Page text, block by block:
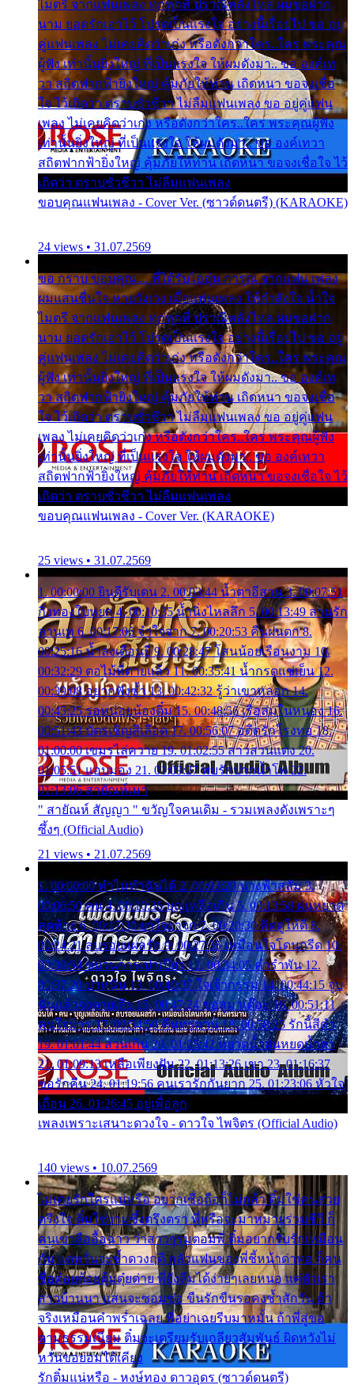
ไมตรี จากแฟนเพลง ทุกทุกที่ ปราณีหลั่งไหล ผมขอฝาก
นาม ยอดรักเอาไว้ โปรดเป็นแรงใจ อย่างนี้เรื่อยไป ขอ อยู่
คู่แฟนเพลง ไม่เคยคิดว่าเก่ง หรือดังกว่าใคร..ใคร พระคุณ
ผู้ฟัง เท่านั้นยิ่งใหญ่ ที่เป็นแรงใจ ให้ผมดังมา.. ขอ องค์เท
วา สถิตฟากฟ้ายิ่งใหญ่ คุ้มภัยให้ท่าน เถิดหนา ขอจงเชื่อ
ใจ ไว้เถิดว่า ตราบชั่วชีวา ไม่ลืมแฟนเพลง ขอ อยู่คู่แฟน
เพลง ไม่เคยคิดว่าเก่ง หรือดังกว่าใคร..ใคร พระคุณผู้ฟัง
เท่านั้นยิ่งใหญ่ ที่เป็นแรงใจ ให้ผมดังมา.. ขอ องค์เทวา
สถิตฟากฟ้ายิ่งใหญ่ คุ้มภัยให้ท่าน เถิดหนา ขอจงเชื่อใจ ไว้
เถิดว่า ตราบชั่วชีวา ไม่ลืมแฟนเพลง
ขอบคุณแฟนเพลง - Cover Ver. (ซาวด์ดนตรี) (KARAOKE)
24 views • 31.07.2569
ขอ กราบ ขอบคุณ.... ที่ได้รับไออุ่น การุณ จากแฟน เพลง
ผมแสนชื่นใจ หายวังเวง เมื่อแฟนเพลง ให้กำลังใจ น้ำใจ
ไมตรี จากแฟนเพลง ทุกทุกที่ ปราณีหลั่งไหล ผมขอฝาก
นาม ยอดรักเอาไว้ โปรดเป็นแรงใจ อย่างนี้เรื่อยไป ขอ อยู่
คู่แฟนเพลง ไม่เคยคิดว่าเก่ง หรือดังกว่าใคร..ใคร พระคุณ
ผู้ฟัง เท่านั้นยิ่งใหญ่ ที่เป็นแรงใจ ให้ผมดังมา.. ขอ องค์เท
วา สถิตฟากฟ้ายิ่งใหญ่ คุ้มภัยให้ท่าน เถิดหนา ขอจงเชื่อ
ใจ ไว้เถิดว่า ตราบชั่วชีวา ไม่ลืมแฟนเพลง ขอ อยู่คู่แฟน
เพลง ไม่เคยคิดว่าเก่ง หรือดังกว่าใคร..ใคร พระคุณผู้ฟัง
เท่านั้นยิ่งใหญ่ ที่เป็นแรงใจ ให้ผมดังมา.. ขอ องค์เทวา
สถิตฟากฟ้ายิ่งใหญ่ คุ้มภัยให้ท่าน เถิดหนา ขอจงเชื่อใจ ไว้
เถิดว่า ตราบชั่วชีวา ไม่ลืมแฟนเพลง
ขอบคุณแฟนเพลง - Cover Ver. (KARAOKE)
25 views • 31.07.2569
1. 00:00:00 ยินดีรับเดน 2. 00:03:44 น้ำตาอีสาน 3. 00:07:51
กิ่งทองใบหยก 4. 00:10:35 น้ำนิ่งไหลลึก 5. 00:13:49 ลานรัก
ลานเท 6. 00:17:06 จำใจจาก 7. 00:20:53 คืนฝนตก 8.
00:25:16 น้ำลงเดือนยี่ 9. 00:28:47 โสนน้อยเรือนงาม 10.
00:32:29 ตอไม้ที่ตายแล้ว 11. 00:35:41 น้ำกรดแช่เย็น 12.
00:39:08 อยากฟังซ้ำ 13. 00:42:32 รู้ว่าเขาหลอก 14.
00:45:25 รอหน่อยน้องติ๋ม 15. 00:48:56 เรือล่มในหนอง 16.
00:51:43 บัตรเชิญสีเลือด 17. 00:56:07 อดีตรักโรงทอ 18.
01:00:00 เขมรไล่ควาย 19. 01:02:55 สาวสวนแตง 20.
01:05:51 แอบมอง 21. 01:09:27 พบรักปากน้ำโพ 22.
01:13:06 สายัณห์เมา
" สายัณห์ สัญญา " ขวัญใจคนเดิม - รวมเพลงดังเพราะๆ
ซึ้งๆ (Official Audio)
21 views • 21.07.2569
1. 00:00:00 ทำไมทำฉันได้ 2. 00:03:20 นางฟ้าสลัม 3.
00:06:50 คน 4. 00:10:36 บุญเหลือเกิน 5. 00:13:58 ฝนหยาด
สุดท้าย 6. 00:17:30 ยาใจยาจก 7. 00:20:30 คิดดูให้ดี 8.
00:24:21 ลบรอยแผลรัก 9. 00:27:35 เหมือนใจโดนกรีด 10.
00:30:54 ขบวนการเปาเปียว 11. 00:34:05 คำรำพัน 12.
00:37:20 ปาหนัน 13. 00:40:37 ใจเจ้ากรรม 14. 00:44:15 จูบ
ฉันแล้วจงตายเสีย 15. 00:47:24 ขอสูมาเต๊อะ 16. 00:51:11
คนใจมาร 17. 00:54:50 คืนทรมาน 18. 00:58:25 รักนี้สีดำ
19. 01:01:44 ส่วนเกิน 20. 01:05:42 หยาดน้ำฝนหยดน้ำตา
21. 01:09:13 เหลือเพียงฝัน 22. 01:13:26 เขา 23. 01:16:37
ขอรักคืน 24. 01:19:56 คนเรารักกันยาก 25. 01:23:06 หัวใจ
เถื่อน 26. 01:26:45 อยู่เพื่อลูก
เพลงเพราะเสนาะดวงใจ - ดาวใจ ไพจิตร (Official Audio)
140 views • 10.07.2569
ไม่เคยรักใครแน่หรือ อยากเชื่อถือก็ไม่กล้า ติ๋มใช่คนสวย
ตรึงใจ ติ๋มใช่งามซึ้งตรึงตรา พี่หรือจะมาหมายร่วมชีวี ก็
คนเขาลืออื้อฉาว ว่าสาวๆรุมตอมพี่ ติ๋มอยากรับรักเหมือน
กัน แต่หวั่นจะช้ำดวงฤดี กลัวแฟนของพี่ชี้หน้าด่าทอ ก็คน
ชื่อต๋อยต้อยตุ้มตุ๋ยต่าย พี่ยังลืมได้ง่ายๆเลยหนอ แค่ตัวเรา
สาวบ้านนา แสนจะซอมซ่อ ขืนรักขืนรอคงช้ำสักวัน ถ้า
จริงเหมือนคำพร่ำเฉลย พี่อย่าเฉยรีบมาหมั้น ถ้าพี่สู่ขอ
ตามธรรมเนียม ติ๋มจะเตรียมรับเกลียวสัมพันธ์ ผิดหวังไม่
หวั่นขอยอมได้เคียง
รักติ๋มแน่หรือ - หงษ์ทอง ดาวอุดร (ซาวด์ดนตรี)